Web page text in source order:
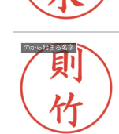
のから始まる名字